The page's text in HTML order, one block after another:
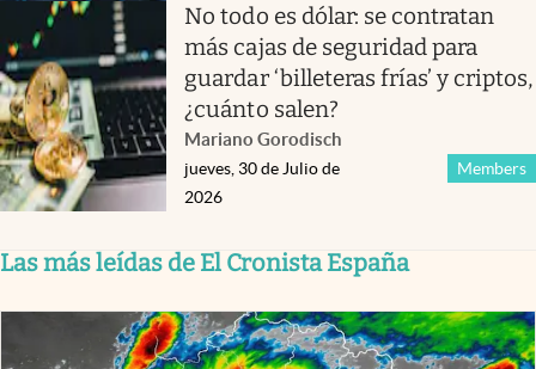
No todo es dólar: se contratan
más cajas de seguridad para
guardar ‘billeteras frías’ y criptos,
¿cuánto salen?
Mariano Gorodisch
Members
jueves, 30 de Julio de
2026
Las más leídas de El Cronista España